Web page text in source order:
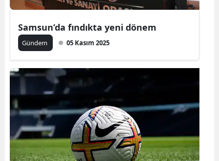
Samsun’da fındıkta yeni dönem
Gündem 05 Kasım 2025